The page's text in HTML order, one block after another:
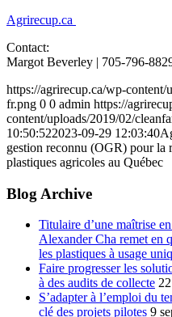
Agrirecup.ca
Contact:
Margot Beverley | 705-796-
https://agrirecup.ca/wp-
fr.png 0 0 admin https://
content/uploads/2019/02/
10:50:522023-09-29 12:03:40
gestion reconnu (OGR) pour la
plastiques agricoles au Québec
Blog Archive
Titulaire d’une maîtrise
Alexander Cha remet en
les plastiques à usage
Faire progresser les
à des audits de collecte
S’adapter à l’emploi du
clé des projets pilotes 9